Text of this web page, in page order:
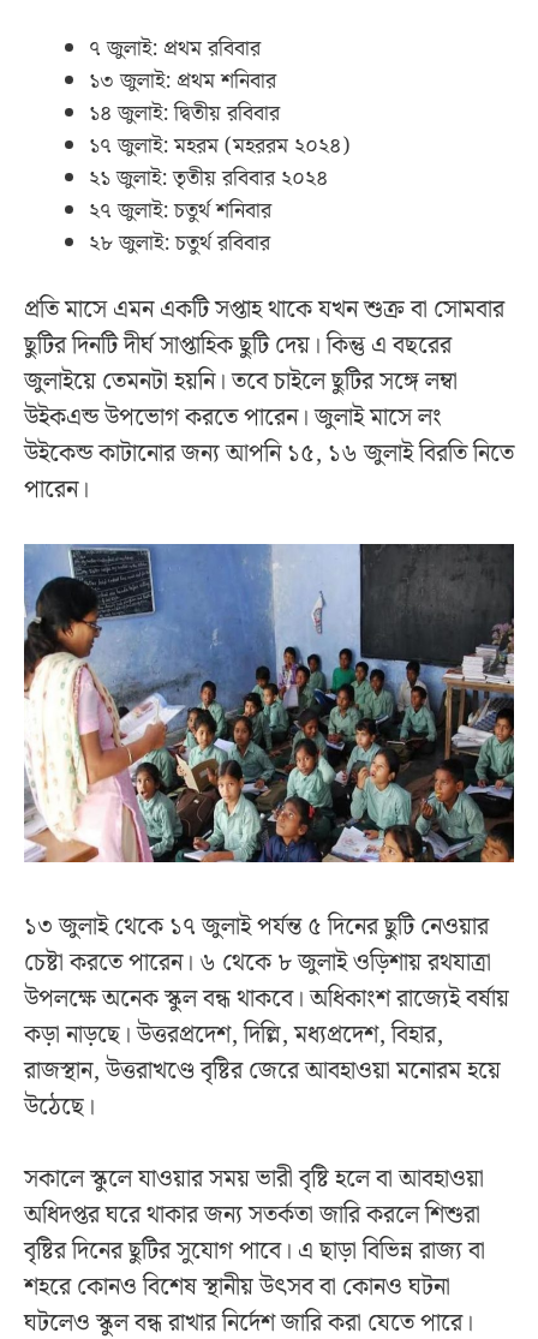
৭ জুলাই: প্রথম রবিবার
১৩ জুলাই: প্রথম শনিবার
১৪ জুলাই: দ্বিতীয় রবিবার
১৭ জুলাই: মহরম (মহররম ২০২৪)
২১ জুলাই: তৃতীয় রবিবার ২০২৪
২৭ জুলাই: চতুর্থ শনিবার
২৮ জুলাই: চতুর্থ রবিবার
প্রতি মাসে এমন একটি সপ্তাহ থাকে যখন শুক্র বা সোমবার
ছুটির দিনটি দীর্ঘ সাপ্তাহিক ছুটি দেয়। কিন্তু এ বছরের
জুলাইয়ে তেমনটা হয়নি। তবে চাইলে ছুটির সঙ্গে লম্বা
উইকএন্ড উপভোগ করতে পারেন। জুলাই মাসে লং
উইকেন্ড কাটানোর জন্য আপনি ১৫, ১৬ জুলাই বিরতি নিতে
পারেন।
১৩ জুলাই থেকে ১৭ জুলাই পর্যন্ত ৫ দিনের ছুটি নেওয়ার
চেষ্টা করতে পারেন। ৬ থেকে ৮ জুলাই ওড়িশায় রথযাত্রা
উপলক্ষে অনেক স্কুল বন্ধ থাকবে। অধিকাংশ রাজ্যেই বর্ষায়
কড়া নাড়ছে। উত্তরপ্রদেশ, দিল্লি, মধ্যপ্রদেশ, বিহার,
রাজস্থান, উত্তরাখণ্ডে বৃষ্টির জেরে আবহাওয়া মনোরম হয়ে
উঠেছে।
সকালে স্কুলে যাওয়ার সময় ভারী বৃষ্টি হলে বা আবহাওয়া
অধিদপ্তর ঘরে থাকার জন্য সতর্কতা জারি করলে শিশুরা
বৃষ্টির দিনের ছুটির সুযোগ পাবে। এ ছাড়া বিভিন্ন রাজ্য বা
শহরে কোনও বিশেষ স্থানীয় উৎসব বা কোনও ঘটনা
ঘটলেও স্কুল বন্ধ রাখার নির্দেশ জারি করা যেতে পারে।